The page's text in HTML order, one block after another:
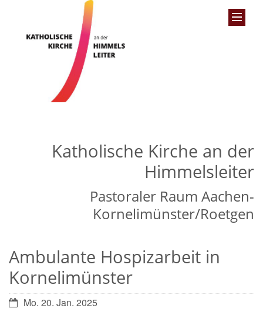
Katholische Kirche an der
Himmelsleiter
Pastoraler Raum Aachen-
Kornelimünster/Roetgen
Ambulante Hospizarbeit in
Kornelimünster
Datum:Mo. 20. Jan. 2025